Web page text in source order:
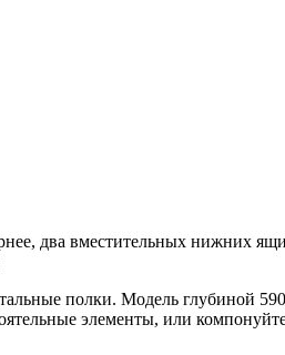
два вместительных нижних
полки. Модель глубиной
элементы, или